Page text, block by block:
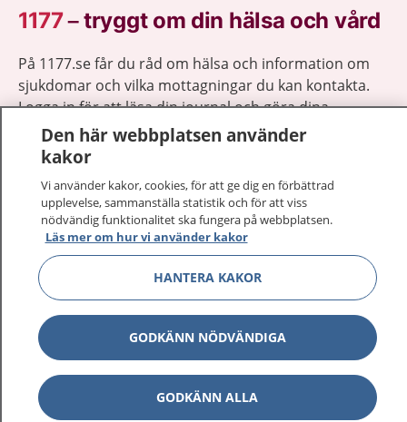
1177–tryggt om din hälsa och vård
På 1177.se får du råd om hälsa och information om
sjukdomar och vilka mottagningar du kan kontakta.
Logga in för att läsa din journal och göra dina
vårdärenden. Ring telefonnummer 1177 för
sjukvårdsrådgivning dygnet runt.
1177 på flera språk Visa
Om 1177 Visa
Kontakt Visa
Den här webbplatsen använder
kakor
Vi använder kakor, cookies, för att ge dig en förbättrad
upplevelse, sammanställa statistik och för att viss
nödvändig funktionalitet ska fungera på webbplatsen.
Läs mer om hur vi använder kakor
HANTERA KAKOR
GODKÄNN NÖDVÄNDIGA
GODKÄNN ALLA